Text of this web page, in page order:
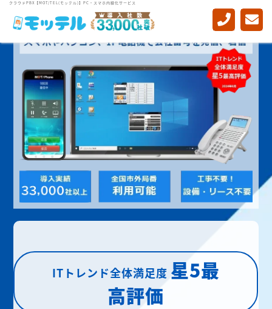
クラウドPBX【MOT/TEL(モッテル)】PC・スマホ内線化サービス
ITトレンド全体満足度 星5最
高評価